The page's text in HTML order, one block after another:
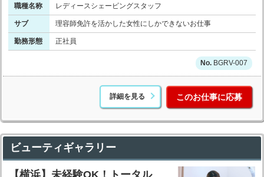
職種名称 レディースシェービングスタッフ
サブ 理容師免許を活かした女性にしかできないお仕事
勤務形態 正社員
BGRV-007
詳細を見る このお仕事に応募
ビューティギャラリー
【横浜】未経験OK！トータル